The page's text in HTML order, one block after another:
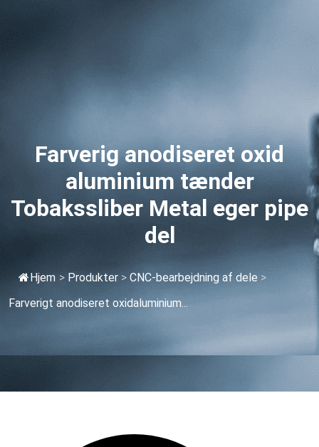
Farverig anodiseret oxid
aluminium tænder
Tobakssliber Metal eger pipe
del
Hjem > Produkter > CNC-bearbejdning af dele >
Farverigt anodiseret oxidaluminium...